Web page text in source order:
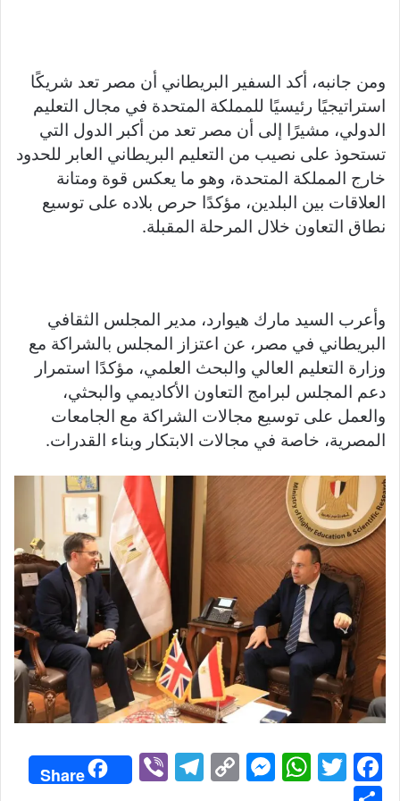
ومن جانبه، أكد السفير البريطاني أن مصر تعد شريكًا
استراتيجيًا رئيسيًا للمملكة المتحدة في مجال التعليم
الدولي، مشيرًا إلى أن مصر تعد من أكبر الدول التي
تستحوذ على نصيب من التعليم البريطاني العابر للحدود
خارج المملكة المتحدة، وهو ما يعكس قوة ومتانة
العلاقات بين البلدين، مؤكدًا حرص بلاده على توسيع
نطاق التعاون خلال المرحلة المقبلة.
وأعرب السيد مارك هيوارد، مدير المجلس الثقافي
البريطاني في مصر، عن اعتزاز المجلس بالشراكة مع
وزارة التعليم العالي والبحث العلمي، مؤكدًا استمرار
دعم المجلس لبرامج التعاون الأكاديمي والبحثي،
والعمل على توسيع مجالات الشراكة مع الجامعات
المصرية، خاصة في مجالات الابتكار وبناء القدرات.
F
T
W
M
C
T
Vi
Share